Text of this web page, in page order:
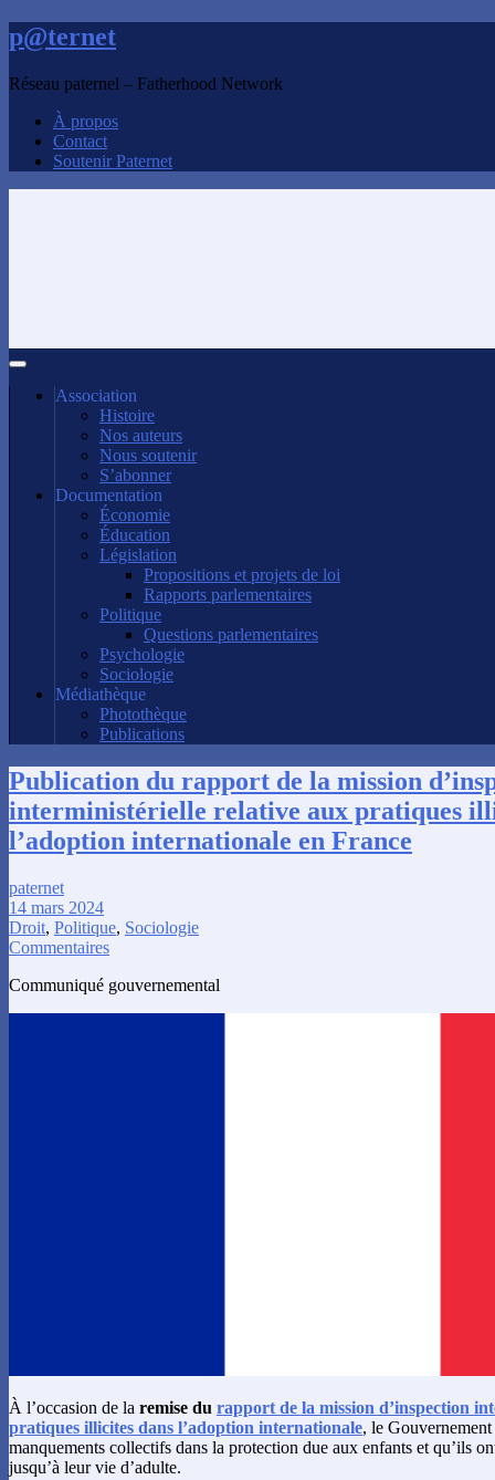
p@ternet
Réseau paternel – Fatherhood Network
À propos
Contact
Soutenir Paternet
Association
Histoire
Nos auteurs
Nous soutenir
S’abonner
Documentation
Économie
Éducation
Législation
Propositions et projets de loi
Rapports parlementaires
Politique
Questions parlementaires
Psychologie
Sociologie
Médiathèque
Photothèque
Publications
Publication du rapport de la mission
interministérielle relative aux pratiques
l’adoption internationale en France
paternet
14 mars 2024
Droit, Politique, Sociologie
Commentaires
Communiqué gouvernemental
À l’occasion de la remise du rapport de la mission d’inspection
pratiques illicites dans l’adoption internationale, le
manquements collectifs dans la protection due aux enfants et qu’ils
jusqu’à leur vie d’adulte.